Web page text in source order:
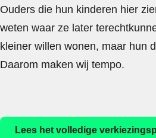
Ouders die hun kinderen hier
weten waar ze later
kleiner willen wonen, maar hun
Daarom maken wij tempo.
Lees het volledige